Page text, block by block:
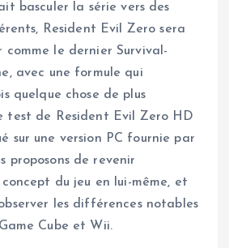
basculer la série vers des
Resident Evil Zero sera
comme le dernier Survival-
avec une formule qui
quelque chose de plus
test de Resident Evil Zero HD
sur une version PC fournie par
proposons de revenir
du jeu en lui-même, et
les différences notables
Cube et Wii.